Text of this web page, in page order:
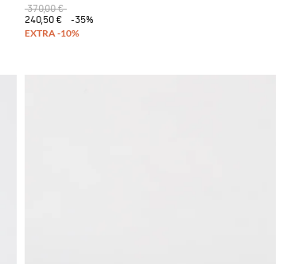
370,00 €
240,50 €
-35%